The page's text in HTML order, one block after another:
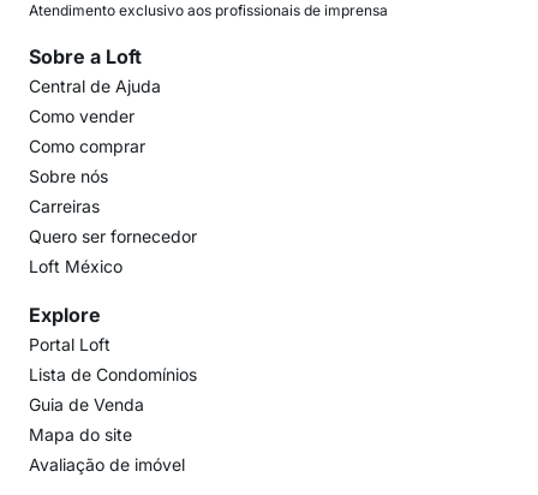
Atendimento exclusivo aos profissionais de imprensa
Sobre a Loft
Central de Ajuda
Como vender
Como comprar
Sobre nós
Carreiras
Quero ser fornecedor
Loft México
Explore
Portal Loft
Lista de Condomínios
Guia de Venda
Mapa do site
Avaliação de imóvel